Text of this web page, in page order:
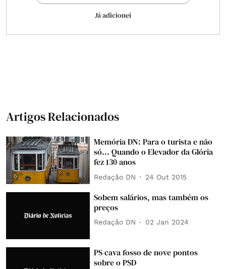
Já adicionei
Artigos Relacionados
Memória DN: Para o turista e não
só... Quando o Elevador da Glória
fez 130 anos
Redação DN 24 Out 2015
Sobem salários, mas também os
preços
Redação DN 02 Jan 2024
PS cava fosso de nove pontos
sobre o PSD